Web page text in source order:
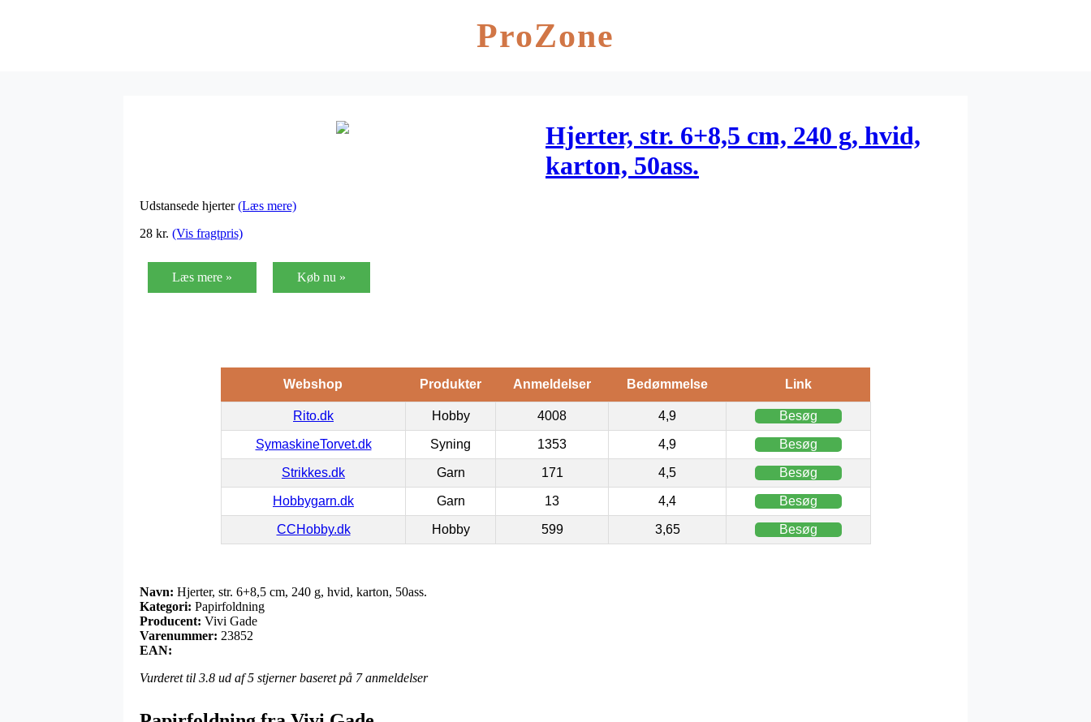
ProZone
Hjerter, str. 6+8,5 cm, 240 g, hvid,
karton, 50ass.
Udstansede hjerter(Læs mere)
28 kr. (Vis fragtpris)
Læs mere » Køb nu »
Webshop Produkter Anmeldelser Bedømmelse Link
Rito.dk Hobby 4008 4,9 Besøg
SymaskineTorvet.dk Syning 1353 4,9 Besøg
Strikkes.dk Garn 171 4,5 Besøg
Hobbygarn.dk Garn 13 4,4 Besøg
CCHobby.dk Hobby 599 3,65 Besøg
Navn: Hjerter, str. 6+8,5 cm, 240 g, hvid, karton, 50ass.
Kategori: Papirfoldning
Producent: Vivi Gade
Varenummer: 23852
EAN:
Vurderet til 3.8 ud af 5 stjerner baseret på 7anmeldelser